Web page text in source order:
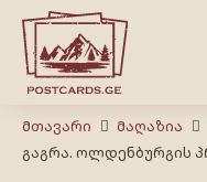
Მთავარი
Მაღაზია
გაგრა. ოლდენბურგის